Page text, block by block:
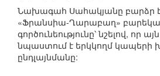
Նախագահ Սահակյանը բարձր
«Ֆրանսիա-Ղարաբաղ»
գործունեությունը՝ նշելով, որ
նպաստում է երկկողմ կապերի
ընդլայնմանը: